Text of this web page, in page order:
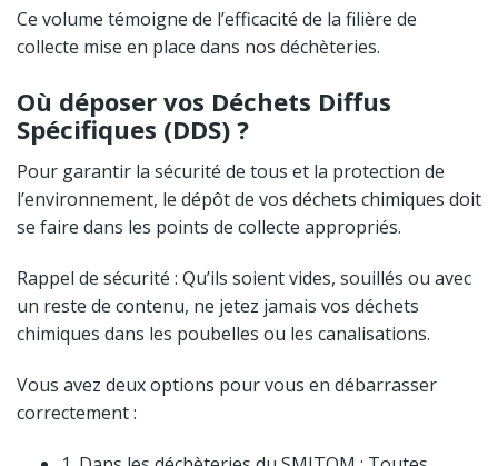
Ce volume témoigne de l’efficacité de la filière de
collecte mise en place dans nos déchèteries.
Où déposer vos Déchets Diffus
Spécifiques (DDS) ?
Pour garantir la sécurité de tous et la protection de
l’environnement, le dépôt de vos déchets chimiques doit
se faire dans les points de collecte appropriés.
Rappel de sécurité : Qu’ils soient vides, souillés ou avec
un reste de contenu, ne jetez jamais vos déchets
chimiques dans les poubelles ou les canalisations.
Vous avez deux options pour vous en débarrasser
correctement :